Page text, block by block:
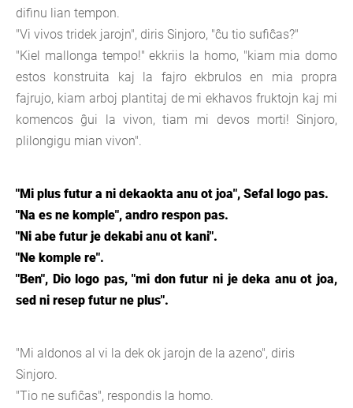
difinu lian tempon.
"Vi vivos tridek jarojn", diris Sinjoro, "ĉu tio sufiĉas?"
"Kiel mallonga tempo!" ekkriis la homo, "kiam mia domo
estos konstruita kaj la fajro ekbrulos en mia propra
fajrujo, kiam arboj plantitaj de mi ekhavos fruktojn kaj mi
komencos ĝui la vivon, tiam mi devos morti! Sinjoro,
plilongigu mian vivon".
"Mi plus futur a ni dekaokta anu ot joa", Sefal logo pas.
"Na es ne komple", andro respon pas.
"Ni abe futur je dekabi anu ot kani".
"Ne komple re".
"Ben", Dio logo pas, "mi don futur ni je deka anu ot joa,
sed ni resep futur ne plus".
"Mi aldonos al vi la dek ok jarojn de la azeno", diris
Sinjoro.
"Tio ne sufiĉas", respondis la homo.